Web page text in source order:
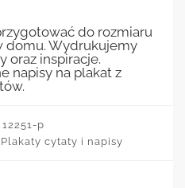
do rozmiaru
domu. Wydrukujemy
oraz inspiracje.
napisy na plakat z
12251-p
Plakaty cytaty i napisy